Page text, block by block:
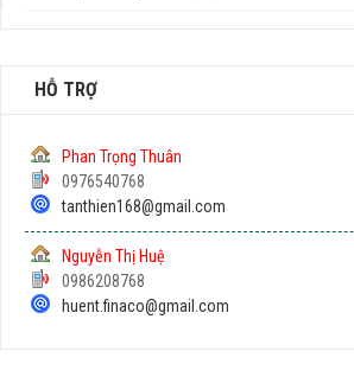
HỖ TRỢ
Phan Trọng Thuân
0976540768
tanthien168@gmail.com
Nguyễn Thị Huệ
0986208768
huent.finaco@gmail.com